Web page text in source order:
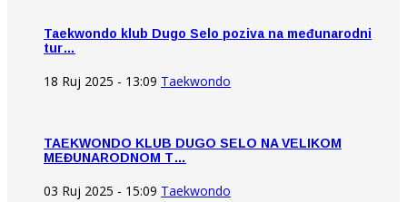
Taekwondo klub Dugo Selo poziva na međunarodni
tur…
18 Ruj 2025 - 13:09 Taekwondo
TAEKWONDO KLUB DUGO SELO NA VELIKOM
MEĐUNARODNOM T…
03 Ruj 2025 - 15:09 Taekwondo